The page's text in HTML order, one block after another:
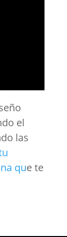
el
las
que te